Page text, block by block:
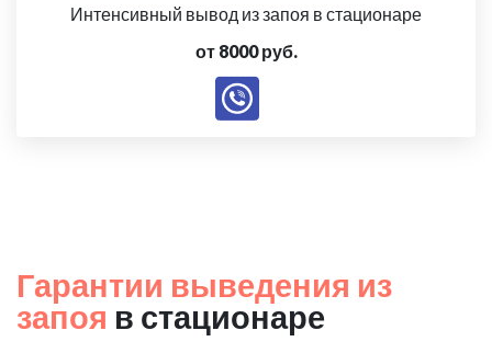
Интенсивный вывод из запоя в стационаре
от 8000 руб.
Гарантии выведения из
запоя в стационаре